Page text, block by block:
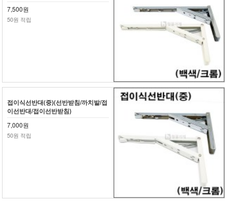
7,500원
50원 적립
접이식선반대(중)(선반받침/까치발/접
이선반대/접이선반받침)
7,000원
50원 적립